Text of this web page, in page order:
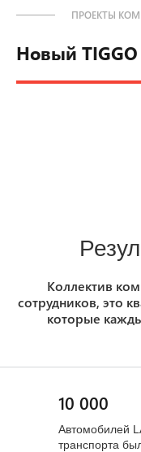
ПРОЕКТЫ
Новый
Коллектив
сотрудников, это
которые
10 000
Автомобилей
транспорта